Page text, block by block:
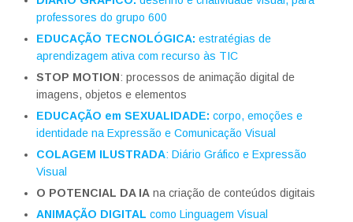
professores do grupo 600
EDUCAÇÃO TECNOLÓGICA: estratégias de
aprendizagem ativa com recurso às TIC
STOP MOTION: processos de animação digital de
imagens, objetos e elementos
EDUCAÇÃO em SEXUALIDADE: corpo, emoções e
identidade na Expressão e Comunicação Visual
COLAGEM ILUSTRADA: Diário Gráfico e Expressão
Visual
O POTENCIAL DA IA na criação de conteúdos digitais
ANIMAÇÃO DIGITAL como Linguagem Visual